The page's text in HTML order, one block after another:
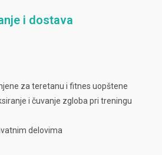
i dostava
za teretanu i fitnes uopštene
i čuvanje zgloba pri treningu
delovima